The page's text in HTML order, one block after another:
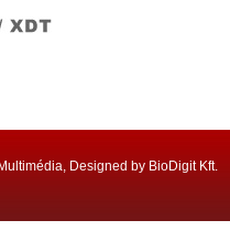
Designed by BioDigit Kft.